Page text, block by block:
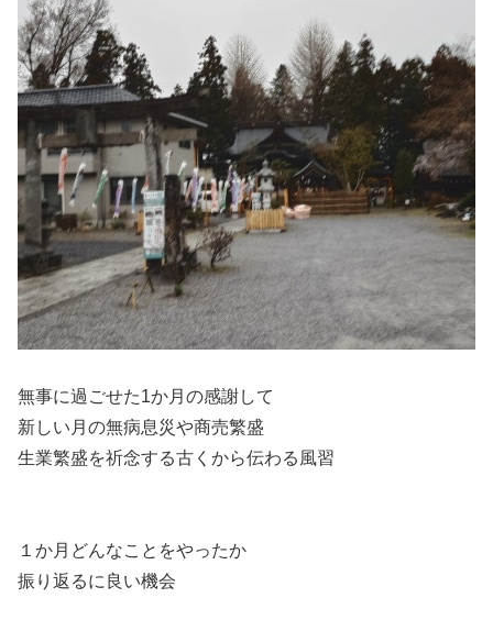
無事に過ごせた1か月の感謝して
新しい月の無病息災や商売繁盛
生業繁盛を祈念する古くから伝わる風習
１か月どんなことをやったか
振り返るに良い機会